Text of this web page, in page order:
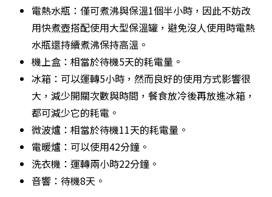
電熱水瓶：僅可煮沸與保溫1個半小時，因此不妨改
用快煮壺搭配使用大型保溫罐，避免沒人使用時電熱
水瓶還持續煮沸保持高溫。
機上盒：相當於待機5天的耗電量。
冰箱：可以運轉5小時，然而良好的使用方式影響很
大，減少開關次數與時間，餐食放冷後再放進冰箱，
都可減少它的耗電。
微波爐：相當於待機11天的耗電量。
電暖爐：可以使用42分鐘。
洗衣機：運轉兩小時22分鐘。
音響：待機8天。